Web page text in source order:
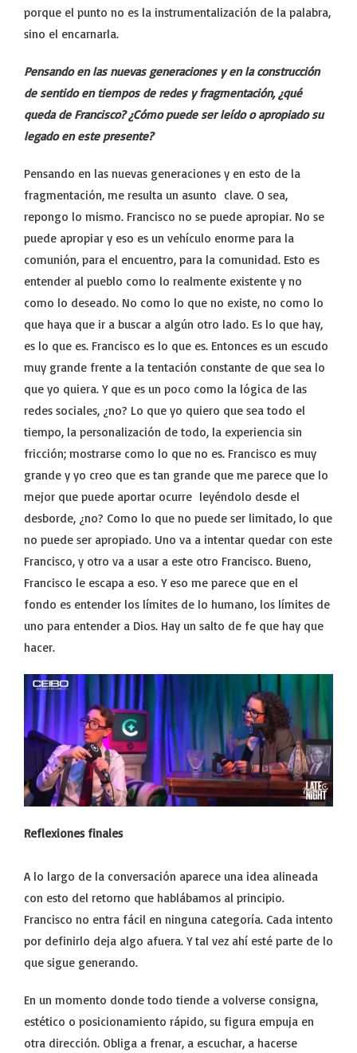
porque el punto no es la instrumentalización de la palabra,
sino el encarnarla.
Pensando en las nuevas generaciones y en la construcción
de sentido en tiempos de redes y fragmentación, ¿qué
queda de Francisco? ¿Cómo puede ser leído o apropiado su
legado en este presente?
Pensando en las nuevas generaciones y en esto de la
fragmentación, me resulta un asunto clave. O sea,
repongo lo mismo. Francisco no se puede apropiar. No se
puede apropiar y eso es un vehículo enorme para la
comunión, para el encuentro, para la comunidad. Esto es
entender al pueblo como lo realmente existente y no
como lo deseado. No como lo que no existe, no como lo
que haya que ir a buscar a algún otro lado. Es lo que hay,
es lo que es. Francisco es lo que es. Entonces es un escudo
muy grande frente a la tentación constante de que sea lo
que yo quiera. Y que es un poco como la lógica de las
redes sociales, ¿no? Lo que yo quiero que sea todo el
tiempo, la personalización de todo, la experiencia sin
fricción; mostrarse como lo que no es. Francisco es muy
grande y yo creo que es tan grande que me parece que lo
mejor que puede aportar ocurre leyéndolo desde el
desborde, ¿no? Como lo que no puede ser limitado, lo que
no puede ser apropiado. Uno va a intentar quedar con este
Francisco, y otro va a usar a este otro Francisco. Bueno,
Francisco le escapa a eso. Y eso me parece que en el
fondo es entender los límites de lo humano, los límites de
uno para entender a Dios. Hay un salto de fe que hay que
hacer.
Reflexiones finales
A lo largo de la conversación aparece una idea alineada
con esto del retorno que hablábamos al principio.
Francisco no entra fácil en ninguna categoría. Cada intento
por definirlo deja algo afuera. Y tal vez ahí esté parte de lo
que sigue generando.
En un momento donde todo tiende a volverse consigna,
estético o posicionamiento rápido, su figura empuja en
otra dirección. Obliga a frenar, a escuchar, a hacerse